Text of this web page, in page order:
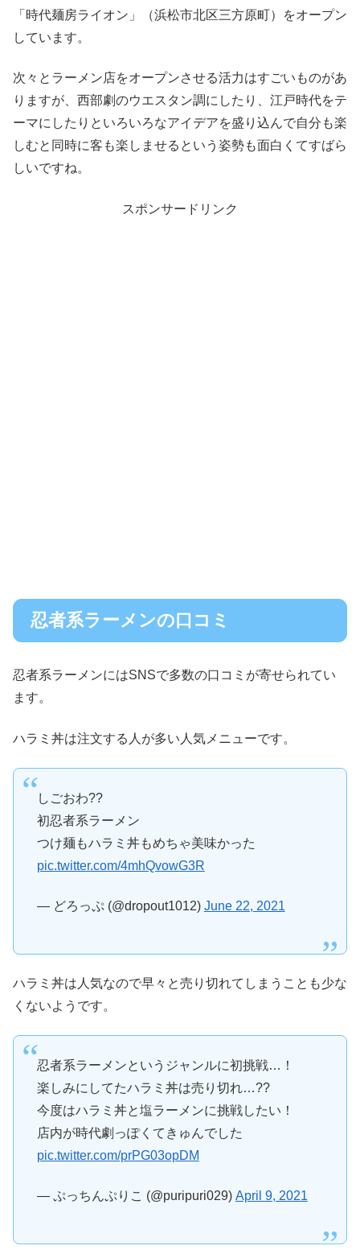
「時代麺房ライオン」（浜松市北区三方原町）をオープン
しています。
次々とラーメン店をオープンさせる活力はすごいものがあ
りますが、西部劇のウエスタン調にしたり、江戸時代をテ
ーマにしたりといろいろなアイデアを盛り込んで自分も楽
しむと同時に客も楽しませるという姿勢も面白くてすばら
しいですね。
スポンサードリンク
忍者系ラーメンの口コミ
忍者系ラーメンにはSNSで多数の口コミが寄せられてい
ます。
ハラミ丼は注文する人が多い人気メニューです。
しごおわ??
初忍者系ラーメン
つけ麺もハラミ丼もめちゃ美味かった
pic.twitter.com/4mhQvowG3R
— どろっぷ (@dropout1012) June 22, 2021
ハラミ丼は人気なので早々と売り切れてしまうことも少な
くないようです。
忍者系ラーメンというジャンルに初挑戦…！
楽しみにしてたハラミ丼は売り切れ…??
今度はハラミ丼と塩ラーメンに挑戦したい！
店内が時代劇っぽくてきゅんでした
pic.twitter.com/prPG03opDM
— ぷっちんぷりこ (@puripuri029) April 9, 2021